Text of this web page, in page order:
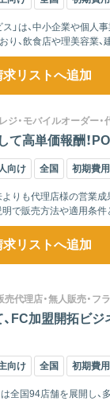
ス」は、中小企業や個
、飲食店や理美容業、
リストへ追加
ジ・モバイルオーダー・
て高単価報酬！
向け 全国 初期費
理店様の営業成果を反映しや
法や適用条件とあわせて詳しくご
リストへ追加
代理店・無人販売・フ
FC加盟開拓ビジ
向け 全国 初期費
は全国94店舗を展開し